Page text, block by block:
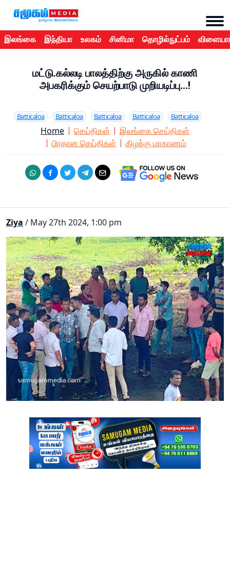
இலங்கை இந்தியா உலகம் சினிமா தொழில்நுட்பம்
மட்டு.கல்லடி பாலத்திற்கு அருகில் காணி
அபகரிக்கும் செயற்பாடு முறியடிப்பு...!
Batticaloa Batticaloa Batticaloa Batticaloa Batticaloa
Home செய்திகள்
இலங்கை செய்திகள்
பிரதான செய்திகள்
கிழக்கு மாகாணம்
Ziya / May 27th 2024, 1:00 pm